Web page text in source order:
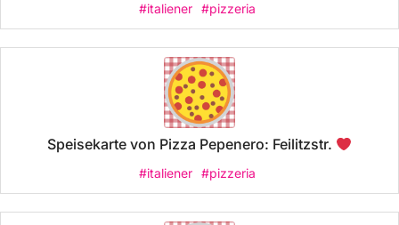
#italiener #pizzeria
Speisekarte von Pizza Pepenero: Feilitzstr.
#italiener #pizzeria